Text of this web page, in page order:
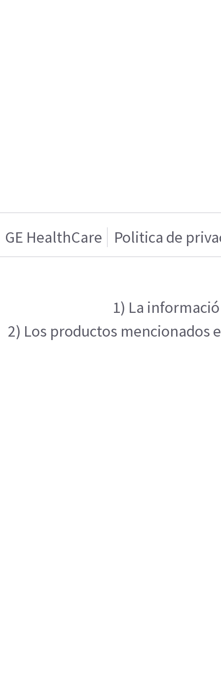
GE HealthCare Politica de
1) La
2) Los productos mencionados